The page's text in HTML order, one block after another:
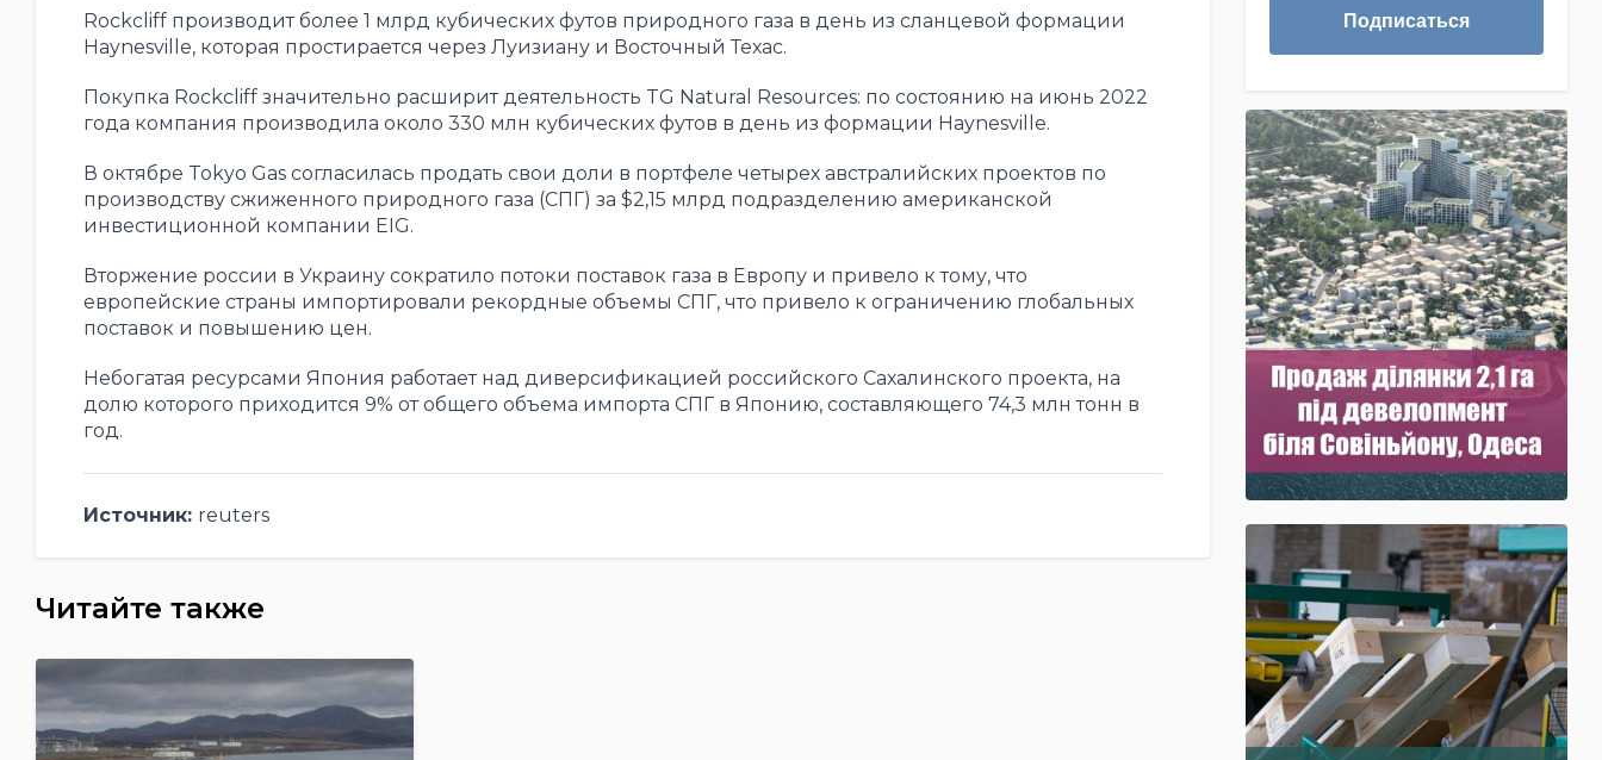
Rockcliff производит более 1 млрд кубических футов природного газа в день из сланцевой формации
Haynesville, которая простирается через Луизиану и Восточный Техас.
Покупка Rockcliff значительно расширит деятельность TG Natural Resources: по состоянию на июнь 2022
года компания производила около 330 млн кубических футов в день из формации Haynesville.
В октябре Tokyo Gas согласилась продать свои доли в портфеле четырех австралийских проектов по
производству сжиженного природного газа (СПГ) за $2,15 млрд подразделению американской
инвестиционной компании EIG.
Вторжение россии в Украину сократило потоки поставок газа в Европу и привело к тому, что
европейские страны импортировали рекордные объемы СПГ, что привело к ограничению глобальных
поставок и повышению цен.
Небогатая ресурсами Япония работает над диверсификацией российского Сахалинского проекта, на
долю которого приходится 9% от общего объема импорта СПГ в Японию, составляющего 74,3 млн тонн в
год.
Источник: reuters
Читайте также
Подписаться